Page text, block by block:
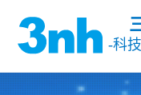
-科